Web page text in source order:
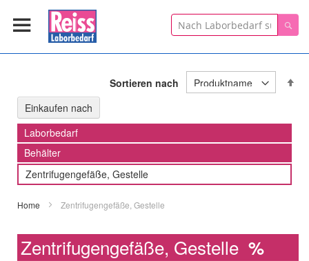
Suche
Home Zentrifugengefäße, Gestelle
Zentrifugengefäße, Gestelle %
Sortieren nach
Einkaufen nach
Laborbedarf
Behälter
Zentrifugengefäße, Gestelle